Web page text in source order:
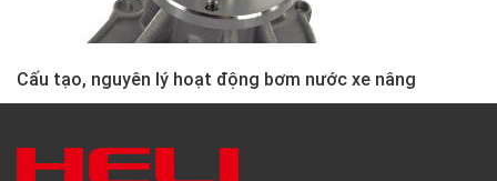
Cấu tạo, nguyên lý hoạt động bơm nước xe nâng